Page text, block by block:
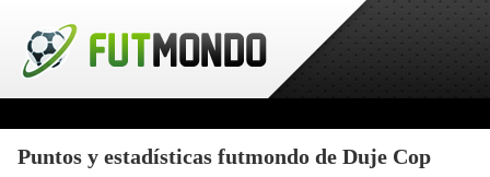
Puntos y estadísticas futmondo de Duje Cop